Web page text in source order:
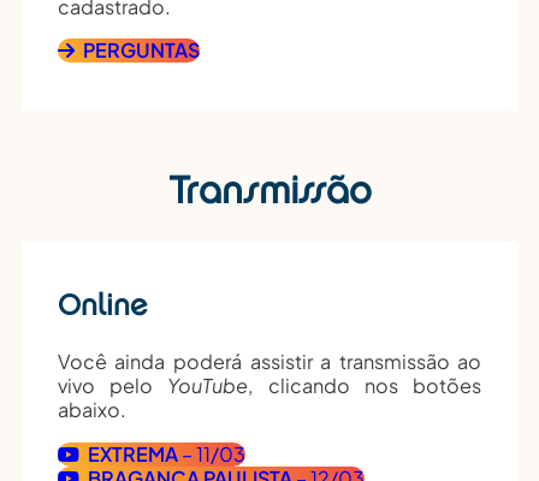
cadastrado.
PERGUNTAS
Transmissão
Online
Você ainda poderá assistir a transmissão ao
vivo pelo YouTube, clicando nos botões
abaixo.
EXTREMA– 11/03